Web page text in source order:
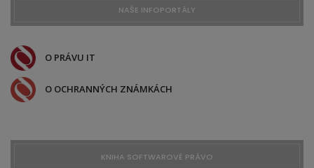
NAŠE INFOPORTÁLY
O PRÁVU IT
O OCHRANNÝCH ZNÁMKÁCH
KNIHA SOFTWAROVÉ PRÁVO